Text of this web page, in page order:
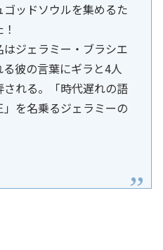
ッドソウルを集めるた
ジェラミー・ブラシエ
彼の言葉にギラと4人
れる。「時代遅れの語
を名乗るジェラミーの